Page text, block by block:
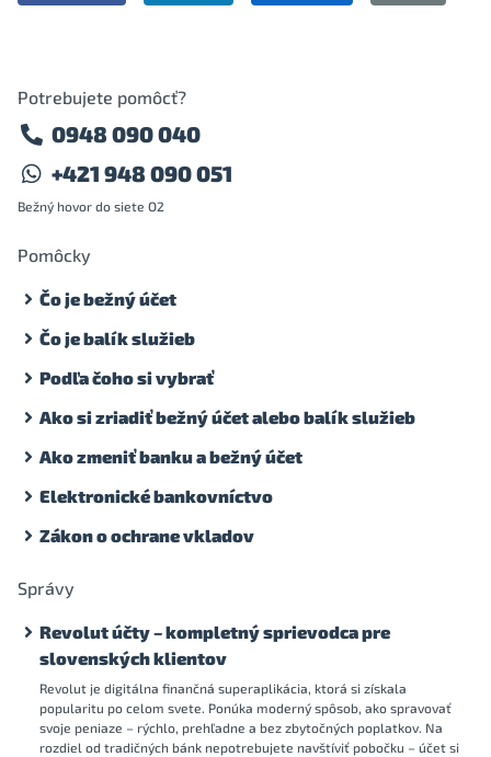
Potrebujete pomôcť?
0948 090 040
+421 948 090 051
Bežný hovor do siete O2
Pomôcky
Čo je bežný účet
Čo je balík služieb
Podľa čoho si vybrať
Ako si zriadiť bežný účet alebo balík služieb
Ako zmeniť banku a bežný účet
Elektronické bankovníctvo
Zákon o ochrane vkladov
Správy
Revolut účty – kompletný sprievodca pre
slovenských klientov
Revolut je digitálna finančná superaplikácia, ktorá si získala
popularitu po celom svete. Ponúka moderný spôsob, ako spravovať
svoje peniaze – rýchlo, prehľadne a bez zbytočných poplatkov. Na
rozdiel od tradičných bánk nepotrebujete navštíviť pobočku – účet si